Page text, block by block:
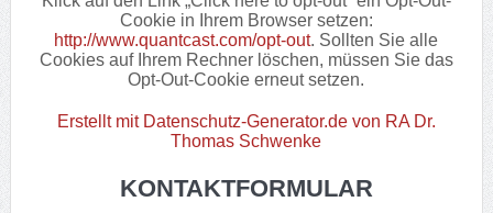
Cookie in Ihrem Browser setzen:
http://www.quantcast.com/opt-out. Sollten Sie alle
Cookies auf Ihrem Rechner löschen, müssen Sie das
Opt-Out-Cookie erneut setzen.
Erstellt mit Datenschutz-Generator.de von RA Dr.
Thomas Schwenke
KONTAKTFORMULAR